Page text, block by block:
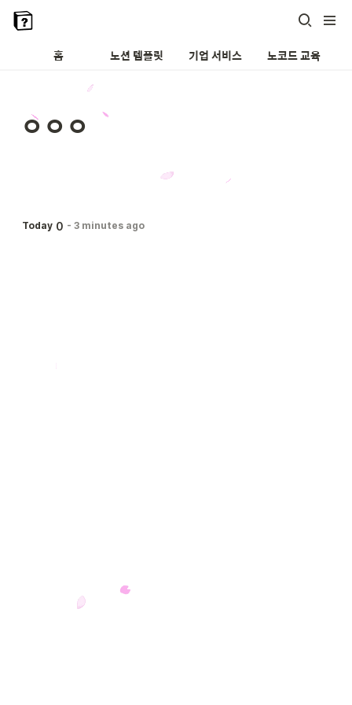
홈 노션 템플릿 기업 서비스 노코드 교육
ㅇㅇㅇ
Today 0 - 3 minutes ago